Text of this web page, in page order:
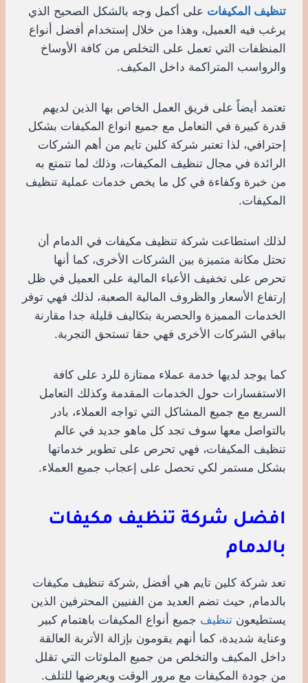
تنظيف المكيفات على أكمل وجه بالشكل الصحيح الذي
يرغب فيه العميل، وهذا من خلال إستخدام أفضل أنواع
المنظفات التي تعمل على التخلص من كافة الأوساخ
والرواسب المتراكمة داخل المكيف.
تعتمد أيضاً على فريق العمل الخاص بها الذين لديهم
قدرة كبيرة في التعامل مع جميع انواع المكيفات بشكل
إحترافي، لذا تعتبر شركة كلين تايم من أهم الشركات
الرائدة في مجال تنظيف المكيفات، وذلك لما تتمتع به
من خبرة وكفاءة في كل ما يخص خدمات عملية تنظيف
المكيفات.
لذلك استطاعت شركة تنظيف مكيفات في الدمام أن
تحتل مكانة متميزة بين الشركات الأخرى، كما أنها
تحرص على تخفيف الأعباء المالية على العميل في ظل
إرتفاع الأسعار والظروف المالية الصعبة، لذلك فهي توفر
الخدمات المميزة والحصرية بتكاليف قليلة جدا مقارنة
بباقي الشركات الأخرى فهي حقا تستحق التجربة.
كما يوجد لديها خدمة عملاء ممتازة للرد على كافة
الاستفسارات حول الخدمات المقدمة وكذلك التعامل
السريع مع جميع المشاكل التي تواجه العملاء، بادر
بالتواصل معها سوف تجد كل ماهو جديد في عالم
تنظيف المكيفات، فهي تحرص على تطوير خدماتها
بشكل مستمر لكي تحصل على إعجاب جميع العملاء.
افضل شركة تنظيف مكيفات
بالدمام
تعد شركة كلين تايم هي أفضل ,شركة تنظيف مكيفات
بالدمام, حيث تضم العديد من الفنيين المحترفين الذين
يستطيعون تنظيف جميع أنواع المكيفات باهتمام كبير
وعناية شديدة، كما أنهم يقومون بإزالة الأتربة العالقة
داخل المكيف والتخلص من جميع الملوثات التي تقلل
من جودة المكيفات مع مرور الوقت ويعرضها للتلف.